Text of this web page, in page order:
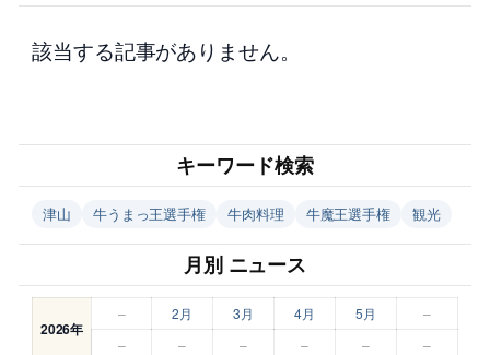
該当する記事がありません。
キーワード検索
津山 牛うまっ王選手権 牛肉料理 牛魔王選手権 観光
月別 ニュース
2026年
– 2月 3月 4月 5月
–
–
– – – – –